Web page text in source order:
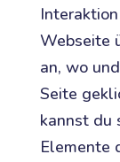
Webseite
an, wo
Seite
kannst du
Elemente